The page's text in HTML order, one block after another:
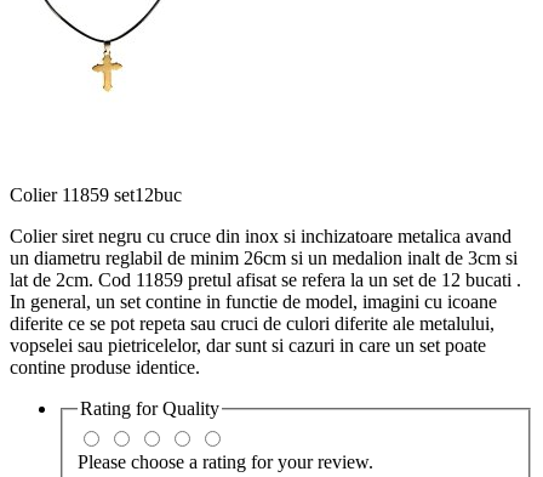
Colier 11859 set12buc
Colier siret negru cu cruce din inox si inchizatoare metalica avand
un diametru reglabil de minim 26cm si un medalion inalt de 3cm si
lat de 2cm. Cod 11859 pretul afisat se refera la un set de 12 bucati .
In general, un set contine in functie de model, imagini cu icoane
diferite ce se pot repeta sau cruci de culori diferite ale metalului,
vopselei sau pietricelelor, dar sunt si cazuri in care un set poate
contine produse identice.
Rating forQuality
Please choose a rating for your review.